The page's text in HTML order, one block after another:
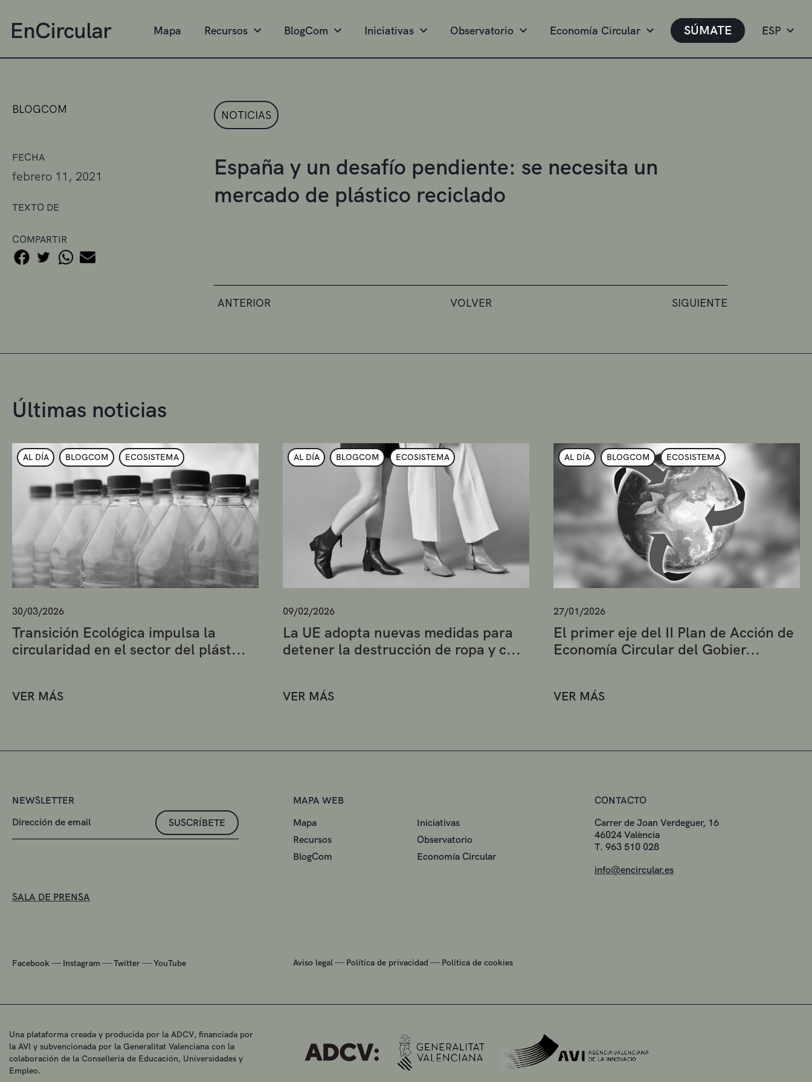
Mapa Recursos BlogCom Iniciativas Observatorio Economía Circular SÚMATE ESP
BLOGCOM
FECHA
febrero 11, 2021
TEXTO DE
COMPARTIR
NOTICIAS
España y un desafío pendiente: se necesita un
mercado de plástico reciclado
ANTERIOR VOLVER SIGUIENTE
Últimas noticias
AL DÍA BLOGCOM ECOSISTEMA
30/03/2026
Transición Ecológica impulsa la
circularidad en el sector del plást...
VER MÁS
AL DÍA BLOGCOM ECOSISTEMA
09/02/2026
La UE adopta nuevas medidas para
detener la destrucción de ropa y c...
VER MÁS
AL DÍA BLOGCOM ECOSISTEMA
27/01/2026
El primer eje del II Plan de Acción de
Economía Circular del Gobier...
VER MÁS
NEWSLETTER
SUSCRÍBETE
SALA DE PRENSA
Facebook — Instagram —Twitter—YouTube
MAPA WEB
Mapa
Iniciativas
Recursos
Observatorio
BlogCom
Economía Circular
Aviso legal — Política de privacidad — Política de cookies
CONTACTO
Carrer de Joan Verdeguer, 16
46024 València
T. 963 510 028
info@encircular.es
Una plataforma creada y producida por la ADCV, financiada por
la AVI y subvencionada por la Generalitat Valenciana con la
colaboración de la Conselleria de Educación, Universidades y
Empleo.